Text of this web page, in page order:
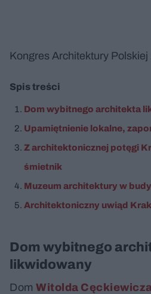
Kongres Architektury
Spis treści
Dom wybitnego architekta
Upamiętnienie lokalne,
Z architektonicznej potęgi
śmietnik
Muzeum architektury w
Architektoniczny uwiąd
Dom wybitnego
likwidowany
Dom Witolda